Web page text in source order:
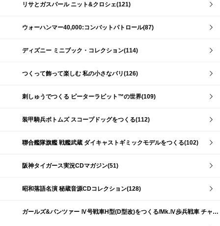
リサとガスパール ニット&クロシェ(121)
ウォーハンマー40,000:コンバットパトロール(87)
ディズニー ミニブック・コレクション(114)
つくって飾って楽しむ 私の小さなパリ(126)
刺しゅうでつくる ピーターラビット™の世界(109)
装甲騎兵ボトムズ スコープドッグをつくる(112)
聯合艦隊旗艦 戦艦武蔵 ダイキャストギミックモデルをつくる(102)
阪神タイガース実況CDマガジン(51)
昭和落語名演 秘蔵音源CDコレクション(128)
ガールズ&パンツァー Ⅳ号戦車H型(D型改)をつくる/Mk.Ⅳ歩兵戦車 チャーチルMk.Ⅶをつくる(191)